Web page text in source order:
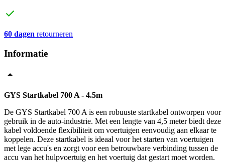
60 dagen retourneren
Informatie
GYS Startkabel 700 A - 4.5m
De GYS Startkabel 700 A is een robuuste startkabel ontworpen voor
gebruik in de auto-industrie. Met een lengte van 4,5 meter biedt deze
kabel voldoende flexibiliteit om voertuigen eenvoudig aan elkaar te
koppelen. Deze startkabel is ideaal voor het starten van voertuigen
met lege accu's en zorgt voor een betrouwbare verbinding tussen de
accu van het hulpvoertuig en het voertuig dat gestart moet worden.